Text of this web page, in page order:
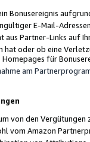
Bonusereignis
E-Mail-
aus Partner-Links auf
hat oder ob eine
für
am
von den
vom Amazon